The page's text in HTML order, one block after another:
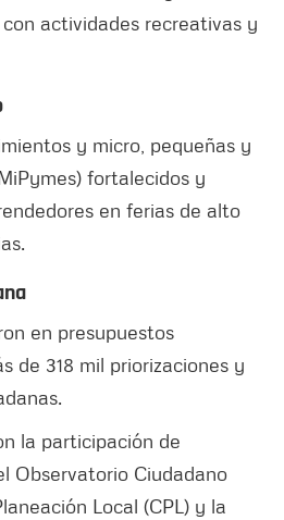
actividades recreativas y
y micro, pequeñas y
fortalecidos y
en ferias de alto
en presupuestos
de 318 mil priorizaciones y
la participación de
el Observatorio Ciudadano
Local (CPL) y la